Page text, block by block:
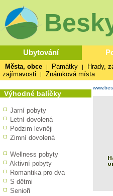
Ubytování
Města, obce | Památky | Hrady,
zajímavosti
| Známková místa
Výhodné balíčky
Jarní pobyty
Letní dovolená
Podzim levněji
Zimní dovolená
Wellness pobyty
Aktivní pobyty
Romantika pro dva
S dětmi
Senioři